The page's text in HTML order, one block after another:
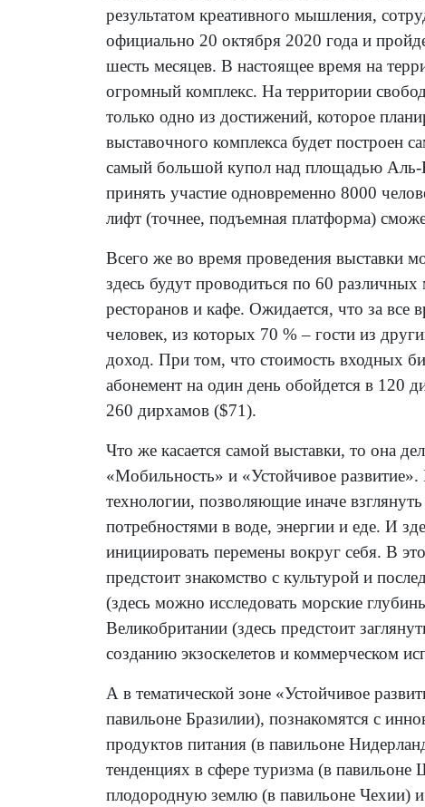
результатом креативного мышления,
официально 20 октября 2020 года и
шесть месяцев. В настоящее время на
огромный комплекс. На территории
только одно из достижений, которое
выставочного комплекса будет построен
самый большой купол над площадью Аль-
принять участие одновременно 8000
лифт (точнее, подъемная платформа)
Всего же во время проведения выставки
здесь будут проводиться по 60
ресторанов и кафе. Ожидается, что за
человек, из которых 70 % – гости из
доход. При том, что стоимость входных
абонемент на один день обойдется в 120
260 дирхамов ($71).
Что же касается самой выставки, то она
«Мобильность» и «Устойчивое
технологии, позволяющие иначе
потребностями в воде, энергии и еде. И
инициировать перемены вокруг себя. В
предстоит знакомство с культурой и
(здесь можно исследовать морские
Великобритании (здесь предстоит
созданию экзоскелетов и коммерческом
А в тематической зоне «Устойчивое
павильоне Бразилии), познакомятся с
продуктов питания (в павильоне
тенденциях в сфере туризма (в
плодородную землю (в павильоне Чехии)